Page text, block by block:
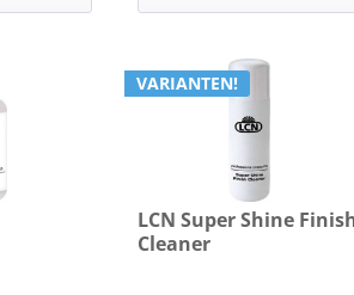
VARIANTEN!
LCN Super Shine
Cleaner